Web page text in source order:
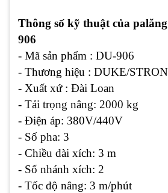
Thông số kỹ thuật của
906
- Mã sản phẩm : DU-906
- Thương hiệu : DUKE/
- Xuất xứ : Đài Loan
- Tải trọng nâng: 2000 kg
- Điện áp: 380V/440V
- Số pha: 3
- Chiều dài xích: 3 m
- Số nhánh xích: 2
- Tốc độ nâng: 3 m/phút